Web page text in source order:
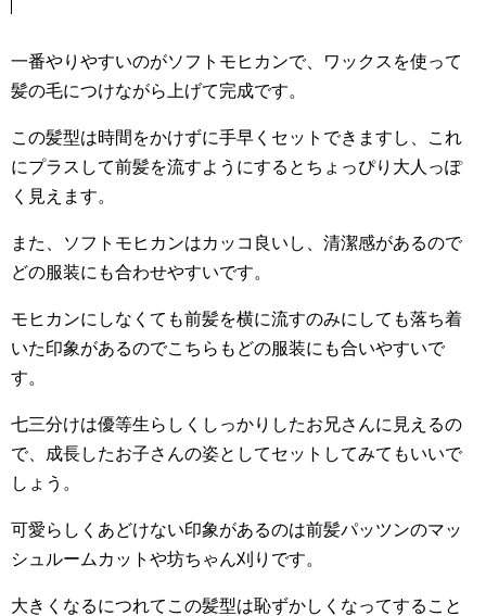
一番やりやすいのがソフトモヒカンで、ワックスを使って
髪の毛につけながら上げて完成です。
この髪型は時間をかけずに手早くセットできますし、これ
にプラスして前髪を流すようにするとちょっぴり大人っぽ
く見えます。
また、ソフトモヒカンはカッコ良いし、清潔感があるので
どの服装にも合わせやすいです。
モヒカンにしなくても前髪を横に流すのみにしても落ち着
いた印象があるのでこちらもどの服装にも合いやすいで
す。
七三分けは優等生らしくしっかりしたお兄さんに見えるの
で、成長したお子さんの姿としてセットしてみてもいいで
しょう。
可愛らしくあどけない印象があるのは前髪パッツンのマッ
シュルームカットや坊ちゃん刈りです。
大きくなるにつれてこの髪型は恥ずかしくなってすること